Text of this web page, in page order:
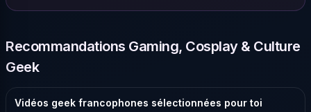
Recommandations Gaming, Cosplay & Culture
Geek
Vidéos geek francophones sélectionnées pour toi